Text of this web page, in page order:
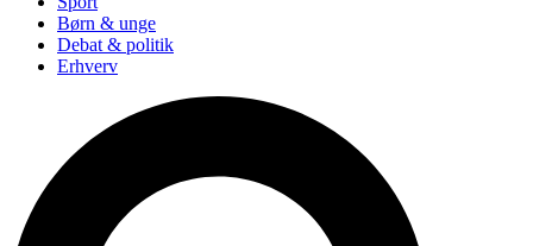
Børn & unge
Debat & politik
Erhverv